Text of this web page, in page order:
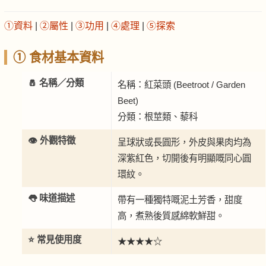
①資料 ②屬性 ③功用 ④處理 ⑤探索
① 食材基本資料
🧂 名稱／分類
名稱：紅菜頭 (Beetroot / Garden
Beet)
分類：根莖類、藜科
👁️ 外觀特徵
呈球狀或長圓形，外皮與果肉均為
深紫紅色，切開後有明顯嘅同心圓
環紋。
👅 味道描述
帶有一種獨特嘅泥土芳香，甜度
高，煮熟後質感綿軟鮮甜。
⭐ 常見使用度 ★★★★☆